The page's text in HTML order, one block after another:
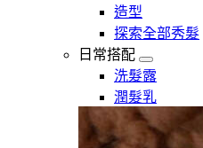
造型
探索全部秀髮
日常搭配
洗髮露
潤髮乳